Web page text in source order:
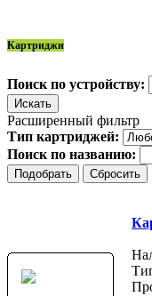
Картриджи
Поиск по устройству:
Расширенный фильтр
Тип картриджей:
Поиск по названию: